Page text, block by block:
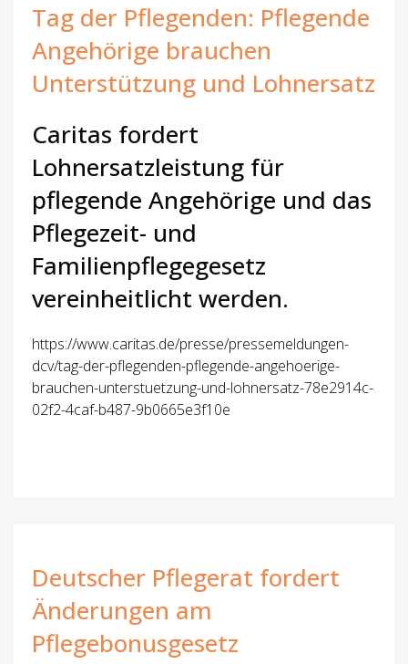
Tag der Pflegenden: Pflegende
Angehörige brauchen
Unterstützung und Lohnersatz
Caritas fordert
Lohnersatzleistung für
pflegende Angehörige und das
Pflegezeit- und
Familienpflegegesetz
vereinheitlicht werden.
https://www.caritas.de/presse/pressemeldungen-
dcv/tag-der-pflegenden-pflegende-angehoerige-
brauchen-unterstuetzung-und-lohnersatz-78e2914c-
02f2-4caf-b487-9b0665e3f10e
Deutscher Pflegerat fordert
Änderungen am
Pflegebonusgesetz